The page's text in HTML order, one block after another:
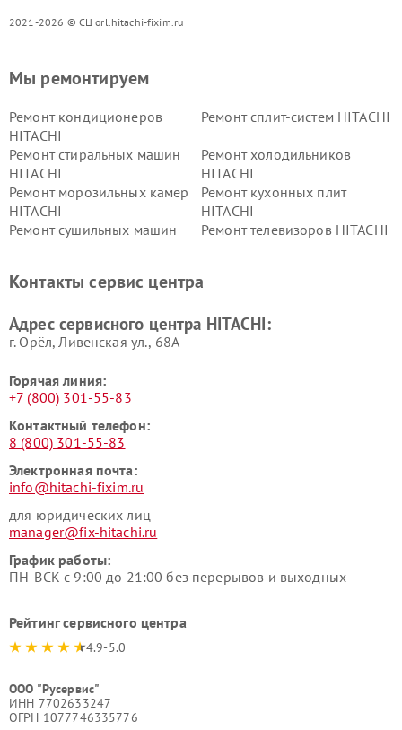
2021-2026 © СЦ orl.hitachi-fixim.ru
Мы ремонтируем
Ремонт кондиционеров
HITACHI
Ремонт сплит-систем HITACHI
Ремонт стиральных машин
HITACHI
Ремонт холодильников
HITACHI
Ремонт морозильных камер
HITACHI
Ремонт кухонных плит
HITACHI
Ремонт сушильных машин
Ремонт телевизоров HITACHI
данных HITACHI
HITACHI
HITACHI
HITACHI
Контакты сервис центра
Адрес сервисного центра HITACHI:
г. Орёл, Ливенская ул., 68А
Горячая линия:
+7 (800) 301-55-83
Контактный телефон:
8 (800) 301-55-83
Электронная почта:
info@hitachi-fixim.ru
для юридических лиц
manager@fix-hitachi.ru
График работы:
ПН-ВСК с 9:00 до 21:00 без перерывов и выходных
Рейтинг сервисного центра
4.9-5.0
ООО "Русервис"
ИНН 7702633247
ОГРН 1077746335776